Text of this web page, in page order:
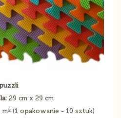
29 cm x 29 cm
(1 opakowanie - 10 sztuk)